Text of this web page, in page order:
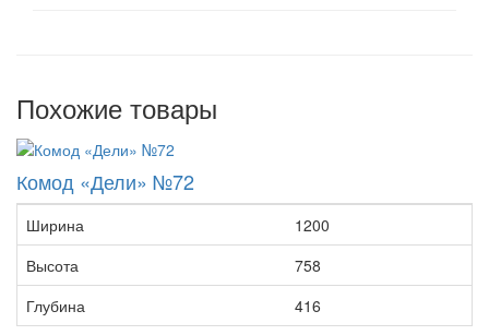
Похожие товары
Комод «Дели» №72
Ширина
1200
Высота
758
Глубина
416